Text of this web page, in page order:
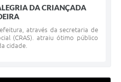
DA CRIANÇADA
através da secretaria de
(CRAS). atraiu ótimo público
cidade.